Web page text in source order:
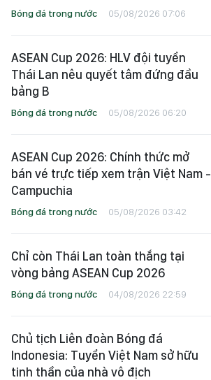
Bóng đá trong nước 05/08/2026 07:06
ASEAN Cup 2026: HLV đội tuyển
Thái Lan nêu quyết tâm đứng đầu
bảng B
Bóng đá trong nước 05/08/2026 06:20
ASEAN Cup 2026: Chính thức mở
bán vé trực tiếp xem trận Việt Nam -
Campuchia
Bóng đá trong nước 05/08/2026 03:42
Chỉ còn Thái Lan toàn thắng tại
vòng bảng ASEAN Cup 2026
Bóng đá trong nước 04/08/2026 22:59
Chủ tịch Liên đoàn Bóng đá
Indonesia: Tuyển Việt Nam sở hữu
tinh thần của nhà vô địch